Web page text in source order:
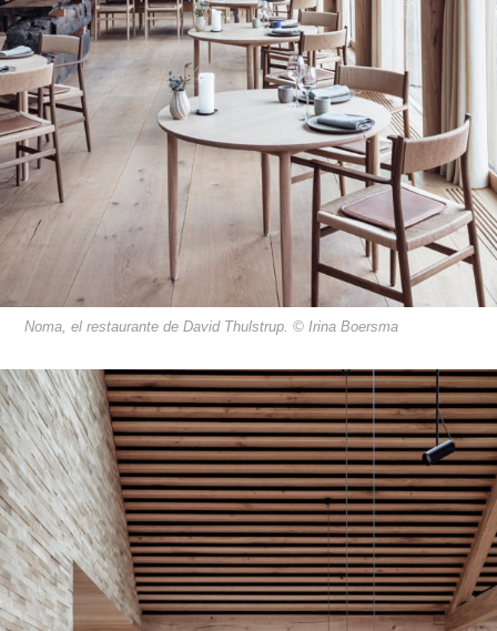
Noma, el restaurante de David Thulstrup. © Irina Boersma